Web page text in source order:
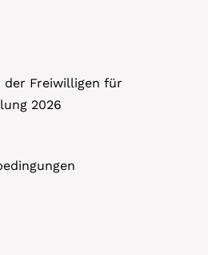
Freiwilligen für
2026